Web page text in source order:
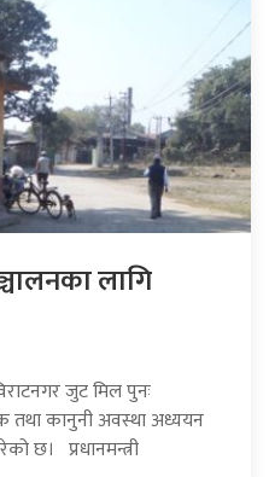
लागि
जुट मिल पुनः
तथा कानुनी अवस्था अध्ययन
छ। प्रधानमन्त्री